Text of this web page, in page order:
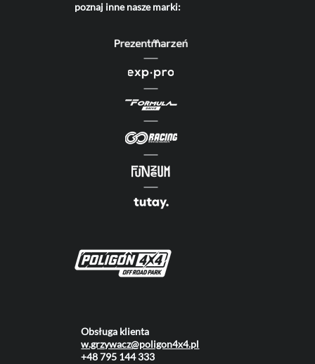
Obsługa klienta
w.grzywacz@poligon4x4.pl
+48 795 144 333
poznaj inne nasze marki: